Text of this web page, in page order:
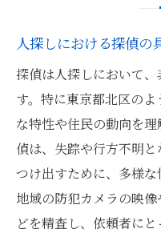
人探しにおける探偵の
探偵は人探しにおいて
す。特に東京都北区の
な特性や住民の動向を
偵は、失踪や行方不明
つけ出すために、多様な
地域の防犯カメラの映
どを精査し、依頼者に